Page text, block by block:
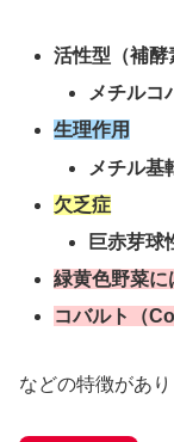
活性型（補酵
メチルコ
生理作用
メチル基
欠乏症
巨赤芽球
緑黄色野菜に
コバルト（
などの特徴があり